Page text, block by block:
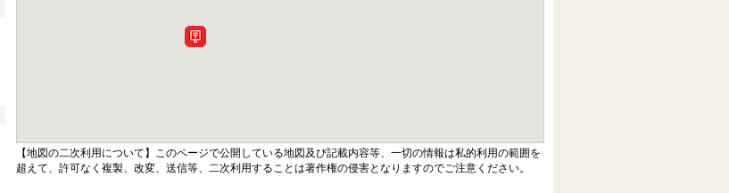
【地図の二次利用について】このページで公開している地図及び記載内容等、一切の情報は私的利用の範囲を
超えて、許可なく複製、改変、送信等、二次利用することは著作権の侵害となりますのでご注意ください。